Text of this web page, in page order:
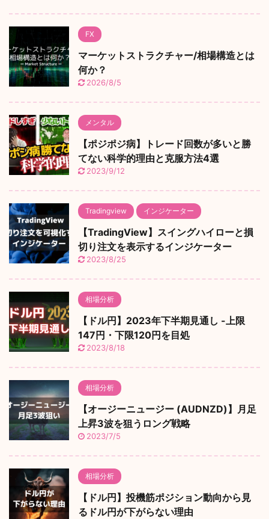
FX
マーケットストラクチャー/相場構造とは
何か？
2026/8/5
メンタル
【ポジポジ病】トレード回数が多いと勝
てない科学的理由と克服方法4選
2023/9/12
Tradingview インジケーター
【TradingView】スイングハイローと損
切り注文を表示するインジケーター
2023/8/25
相場分析
【ドル円】2023年下半期見通し -上限
147円・下限120円を目処
2023/8/18
相場分析
【オージーニュージー (AUDNZD)】月足
上昇3波を狙うロング戦略
2023/7/5
相場分析
【ドル円】投機筋ポジション動向から見
るドル円が下がらない理由